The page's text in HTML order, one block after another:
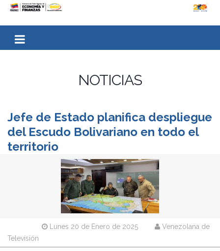
NOTICIAS
Jefe de Estado planifica despliegue
del Escudo Bolivariano en todo el
territorio
Lunes 20 de Enero de 2025
Venezolana de
Televisión